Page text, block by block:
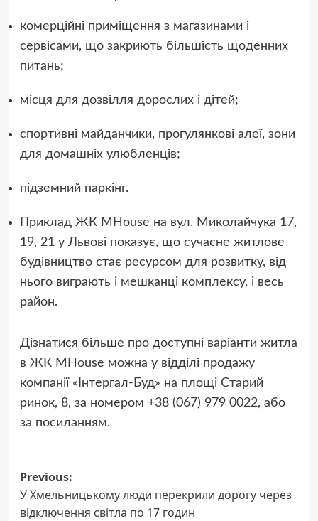
комерційні приміщення з магазинами і
сервісами, що закриють більшість щоденних
питань;
місця для дозвілля дорослих і дітей;
спортивні майданчики, прогулянкові алеї, зони
для домашніх улюбленців;
підземний паркінг.
Приклад ЖК MHouse на вул. Миколайчука 17,
19, 21 у Львові показує, що сучасне житлове
будівництво стає ресурсом для розвитку, від
нього виграють і мешканці комплексу, і весь
район.
Дізнатися більше про доступні варіанти житла
в ЖК MHouse можна у відділі продажу
компанії «Інтергал-Буд» на площі Старий
ринок, 8, за номером +38 (067) 979 0022, або
за посиланням.
Post
navigation
Previous:
У Хмельницькому люди перекрили дорогу через
відключення світла по 17 годин